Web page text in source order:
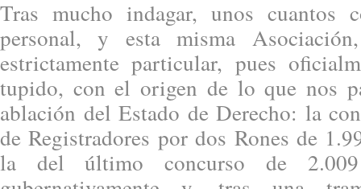
Tras mucho indagar, unos cuantos
personal, y esta misma
estrictamente particular, pues
tupido, con el origen de lo que nos
ablación del Estado de Derecho: la
de Registradores por dos Rones de
la del último concurso de 2.009